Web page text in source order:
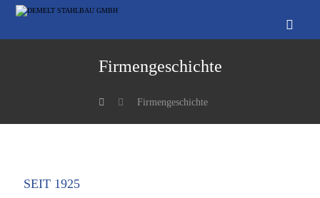
Firmengeschichte
Firmengeschichte
SEIT 1925